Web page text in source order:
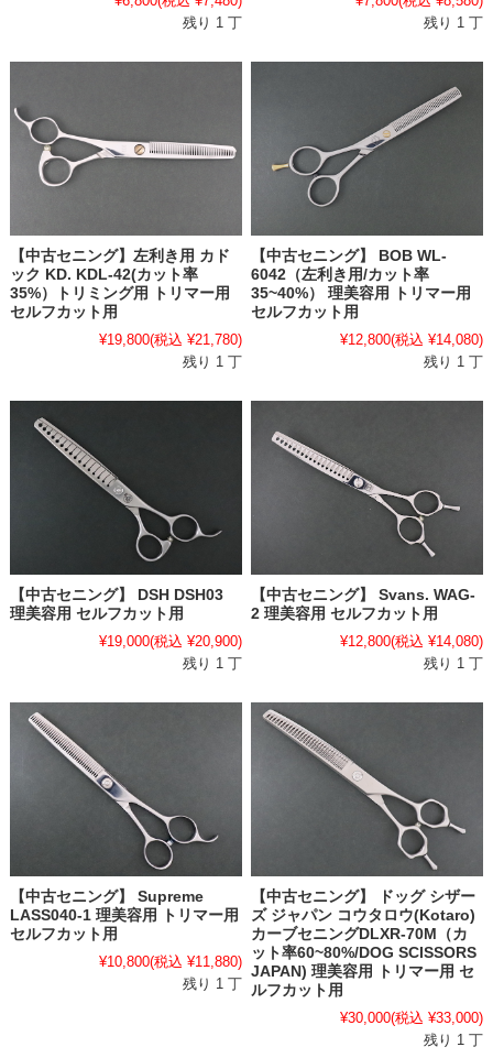
残り 1 丁
残り 1 丁
【中古セニング】左利き用 カド
ック KD. KDL-42(カット率
35%）トリミング用 トリマー用
セルフカット用
¥19,800(税込 ¥21,780)
残り 1 丁
【中古セニング】 BOB WL-
6042（左利き用/カット率
35~40%） 理美容用 トリマー用
セルフカット用
¥12,800(税込 ¥14,080)
残り 1 丁
【中古セニング】 DSH DSH03
理美容用 セルフカット用
¥19,000(税込 ¥20,900)
残り 1 丁
【中古セニング】 Svans. WAG-
2 理美容用 セルフカット用
¥12,800(税込 ¥14,080)
残り 1 丁
【中古セニング】 Supreme
LASS040-1 理美容用 トリマー用
セルフカット用
¥10,800(税込 ¥11,880)
残り 1 丁
【中古セニング】 ドッグ シザー
ズ ジャパン コウタロウ(Kotaro)
カーブセニングDLXR-70M（カ
ット率60~80%/DOG SCISSORS
JAPAN) 理美容用 トリマー用 セ
ルフカット用
¥30,000(税込 ¥33,000)
残り 1 丁